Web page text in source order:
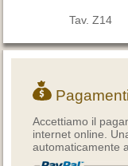
Tav. Z14
Accettiamo il
internet online.
automaticamente